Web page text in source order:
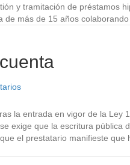
y tramitación de préstamos
más de 15 años
la entrada en vigor de la Ley
exige que la escritura pública
el prestatario manifieste